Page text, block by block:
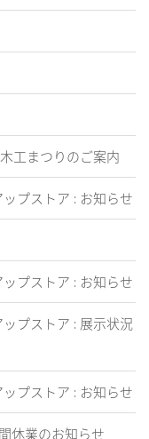
工まつりのご案内
プストア : お知らせ
プストア : お知らせ
プストア : 展示状況
プストア : お知らせ
休業のお知らせ